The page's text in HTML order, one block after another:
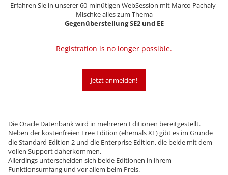
Erfahren Sie in unserer 60-minütigen WebSession mit Marco Pachaly-
Mischke alles zum Thema
Gegenüberstellung SE2 und EE
Registration is no longer possible.
Jetzt anmelden!
Die Oracle Datenbank wird in mehreren Editionen bereitgestellt.
Neben der kostenfreien Free Edition (ehemals XE) gibt es im Grunde
die Standard Edition 2 und die Enterprise Edition, die beide mit dem
vollen Support daherkommen.
Allerdings unterscheiden sich beide Editionen in ihrem
Funktionsumfang und vor allem beim Preis.